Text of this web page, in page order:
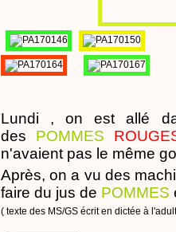
Lundi , on est allé
des POMMES
n'avaient pas le même
Après, on a vu des
faire du jus de POMMES
( texte des MS/GS écrit en dictée à